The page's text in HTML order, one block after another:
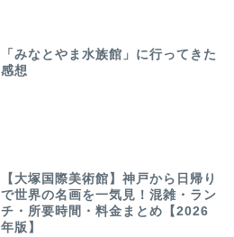
「みなとやま水族館」に行ってきた
感想
【大塚国際美術館】神戸から日帰り
で世界の名画を一気見！混雑・ラン
チ・所要時間・料金まとめ【2026
年版】